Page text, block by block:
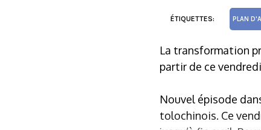
ÉTIQUETTES: PLAN
La transformation
partir de ce
Nouvel épisode
tolochinois. Ce